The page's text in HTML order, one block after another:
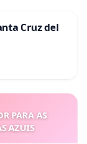
Cruz del
PARA AS
AZUIS